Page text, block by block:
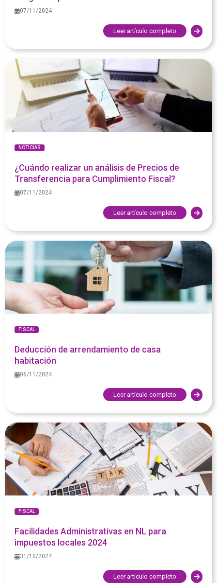
07/11/2024
Leer artículo completo
NOTICIAS
¿Cuándo realizar un análisis de Precios de
Transferencia para Cumplimiento Fiscal?
07/11/2024
Leer artículo completo
FISCAL
Deducción de arrendamiento de casa
habitación
06/11/2024
Leer artículo completo
FISCAL
Facilidades Administrativas en NL para
impuestos locales 2024
31/10/2024
Leer artículo completo